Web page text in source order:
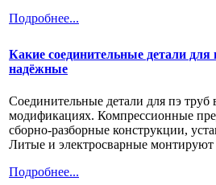
Подробнее...
Какие соединительные детали для
надёжные
Соединительные детали для пэ труб
модификациях. Компрессионные
сборно-разборные конструкции,
Литые и электросварные
Подробнее...